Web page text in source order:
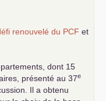
renouvelé du PCF et
dont 15
présenté au 37e
Il a obtenu